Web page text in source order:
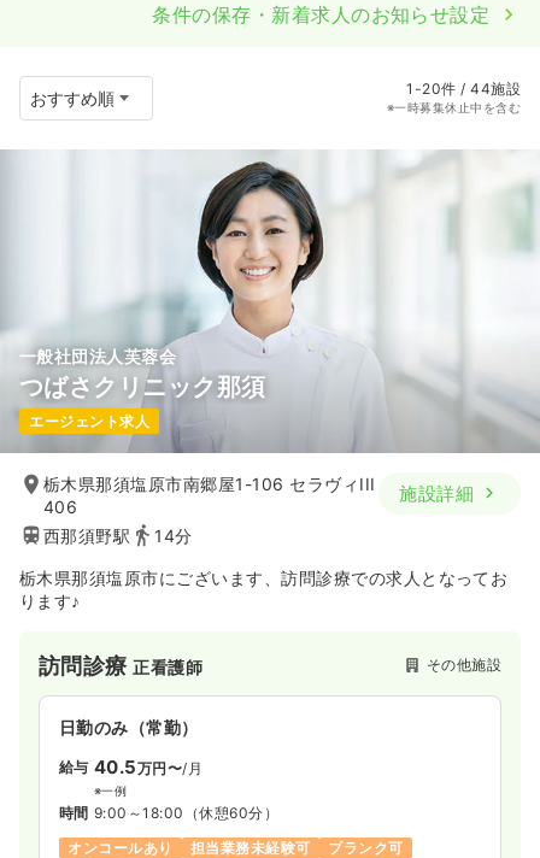
条件の保存・新着求人のお知らせ設定
1-20件 / 44施設
※一時募集休止中を含む
一般社団法人芙蓉会
つばさクリニック那須
エージェント求人
栃木県那須塩原市南郷屋1-106 セラヴィIII
406
西那須野駅
14分
施設詳細
栃木県那須塩原市にございます、訪問診療での求人となってお
ります♪
訪問診療正看護師 その他施設
日勤のみ（常勤）
給与 40.5万円〜/月
※一例
時間 9:00～18:00 （休憩60分）
オンコールあり
担当業務未経験可
ブランク可